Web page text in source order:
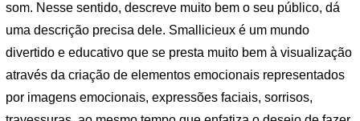
som. Nesse sentido, descreve muito bem o seu público, dá
uma descrição precisa dele. Smallicieux é um mundo
divertido e educativo que se presta muito bem à visualização
através da criação de elementos emocionais representados
por imagens emocionais, expressões faciais, sorrisos,